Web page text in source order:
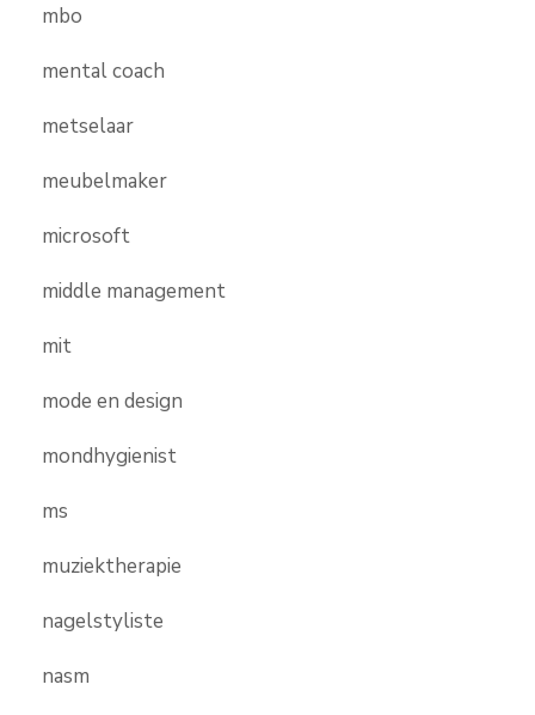
mbo
mental coach
metselaar
meubelmaker
microsoft
middle management
mit
mode en design
mondhygienist
ms
muziektherapie
nagelstyliste
nasm